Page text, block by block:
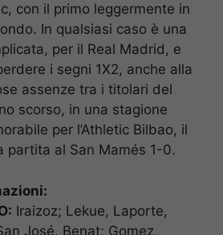
con il primo leggermente in
In qualsiasi caso è una
per il Real Madrid, e
i segni 1X2, anche alla
assenze tra i titolari del
scorso, in una stagione
per l’Athletic Bilbao, il
partita al San Mamés 1-0.
Iraizoz; Lekue, Laporte,
José, Benat; Gomez,